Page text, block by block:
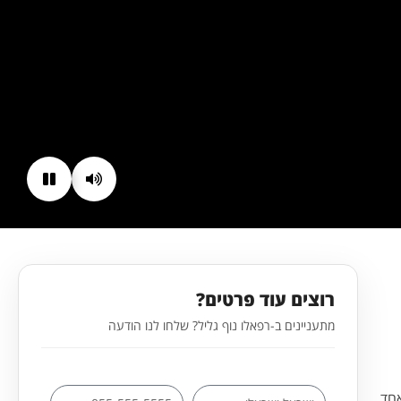
רוצים עוד פרטים?
מתעניינים ב-רפאלו נוף גליל? שלחו לנו הודעה